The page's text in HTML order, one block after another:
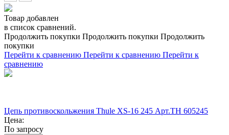
Товар добавлен
в список сравнений.
Продолжить покупки Продолжить покупки Продолжить
покупки
Перейти к сравнению Перейти к сравнению Перейти к
сравнению
Цепь противоскольжения Thule XS-16 245 Арт.TH 605245
Цена:
По запросу